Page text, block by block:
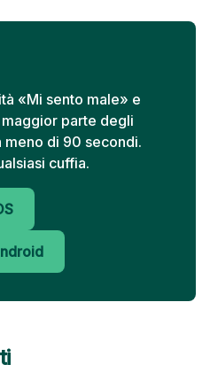
«Mi sento male» e
parte degli
di 90 secondi.
cuffia.